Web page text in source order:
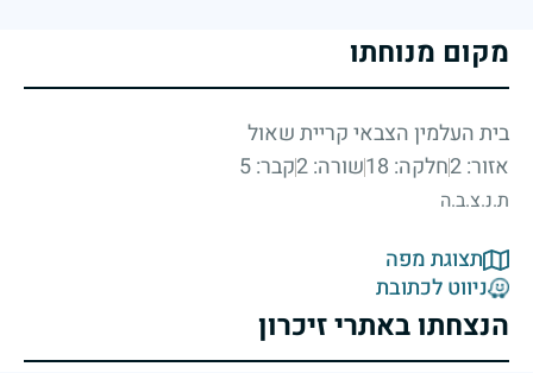
מקום מנוחתו
בית העלמין הצבאי קריית שאול
אזור: 2
חלקה: 18 שורה: 2 קבר: 5
ת.נ.צ.ב.ה
תצוגת מפה
ניווט לכתובת
הנצחתו באתרי זיכרון